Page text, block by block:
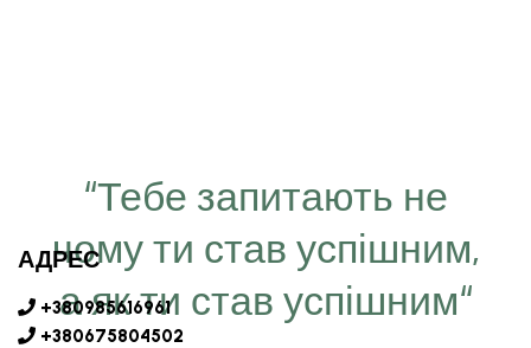
“Тебе запитають не
чому ти став успішним,
а як ти став успішним“
АДРЕС
+380985616961
+380675804502